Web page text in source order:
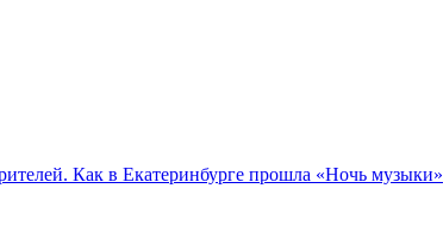
Как в Екатеринбурге прошла «Ночь музыки»